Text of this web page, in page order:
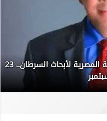
انطلاق المؤتمر السنوي للجمعية المصرية لأبحاث السرطان.. 23